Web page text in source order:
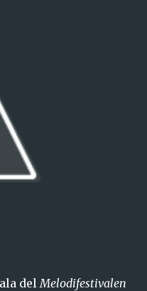
delMelodifestivalen